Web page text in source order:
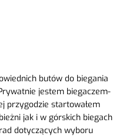
butów do biegania
jestem biegaczem-
przygodzie startowałem
jak i w górskich biegach
dotyczących wyboru